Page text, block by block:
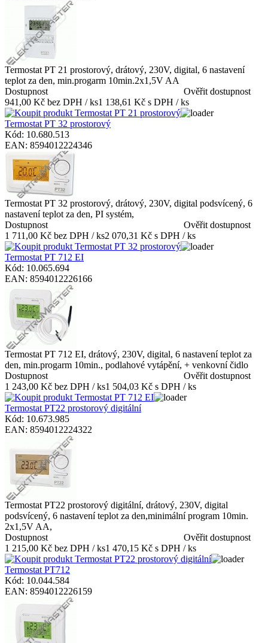
Termostat PT 21 prostorový, drátový, 230V, digital, 6 nastavení
teplot za den, min.progarm 10min.2x1,5V AA
Dostupnost
Ověřit dostupnost
941,00 Kč bez DPH / ks1 138,61 Kč s DPH / ks
Termostat PT 32 prostorový
Kód: 10.680.513
EAN: 8594012224346
Termostat PT 32 prostorový, drátový, 230V, digital podsvícený, 6
nastavení teplot za den, PI systém,
Dostupnost
Ověřit dostupnost
1 711,00 Kč bez DPH / ks2 070,31 Kč s DPH / ks
Termostat PT 712 EI
Kód: 10.065.694
EAN: 8594012226166
Termostat PT 712 EI, drátový, 230V, digital, 6 nastavení teplot za
den, min.progarm 10min., podlahové vytápění, + venkovní čidlo
Dostupnost
Ověřit dostupnost
1 243,00 Kč bez DPH / ks1 504,03 Kč s DPH / ks
Termostat PT22 prostorový digitální
Kód: 10.673.985
EAN: 8594012224322
Termostat PT22 prostorový digitální, drátový, 230V, digital
podsvícený, 6 nastavení teplot za den,minimální program 10min.
2x1,5V AA,
Dostupnost
Ověřit dostupnost
1 215,00 Kč bez DPH / ks1 470,15 Kč s DPH / ks
Termostat PT712
Kód: 10.044.584
EAN: 8594012226159